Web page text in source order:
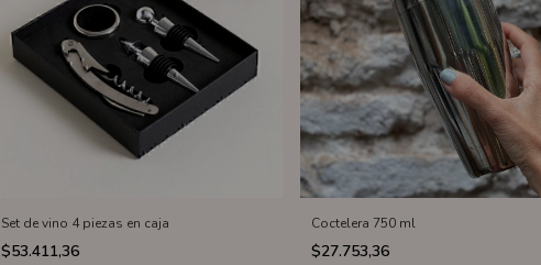
Set de vino 4 piezas en caja
$53.411,36
Coctelera 750 ml
$27.753,36